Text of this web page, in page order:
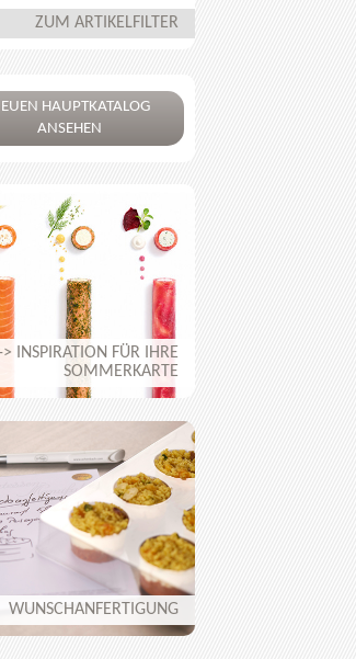
ZUM ARTIKELFILTER
HAUPTKATALOG
ANSEHEN
> INSPIRATION FÜR IHRE
SOMMERKARTE
WUNSCHANFERTIGUNG